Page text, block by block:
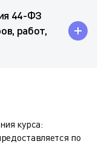
44-ФЗ
работ,
курса:
по